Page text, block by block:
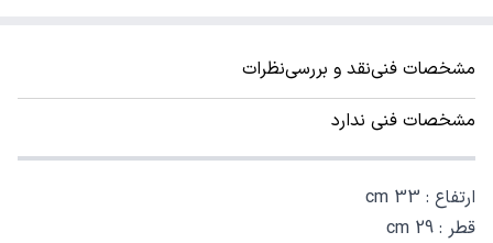
مشخصات فنینقد و بررسینظرات
مشخصات فنی ندارد
ارتفاع : 33 cm
قطر : 29 cm